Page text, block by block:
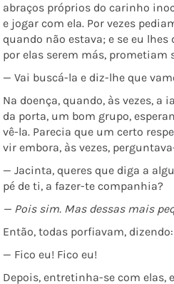
abraços próprios do carinho
e jogar com ela. Por vezes
quando não estava; e se eu
por elas serem más, prometiam
— Vai buscá-la e diz-lhe que
Na doença, quando, às vezes, a
da porta, um bom grupo,
vê-la. Parecia que um certo
vir embora, às vezes,
— Jacinta, queres que diga a
pé de ti, a fazer-te companhia?
— Pois sim. Mas dessas mais
Então, todas porfiavam, dizendo:
— Fico eu! Fico eu!
Depois, entretinha-se com elas,